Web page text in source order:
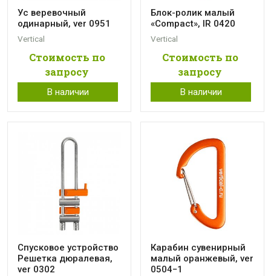
Ус веревочный
одинарный, ver 0951
Vertical
Стоимость по
запросу
В наличии
Блок-ролик малый
«Compact», IR 0420
Vertical
Стоимость по
запросу
В наличии
Спусковое устройство
Решетка дюралевая,
ver 0302
Карабин сувенирный
малый оранжевый, ver
0504−1